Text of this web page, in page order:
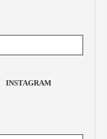
INSTAGRAM